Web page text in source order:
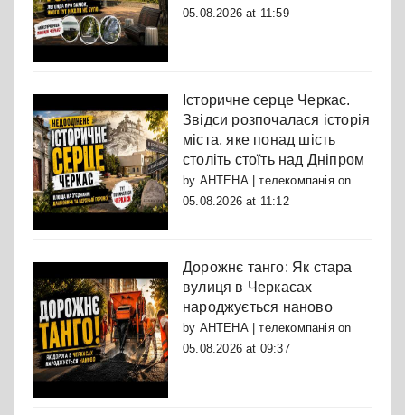
05.08.2026 at 11:59
Історичне серце Черкас.
Звідси розпочалася історія
міста, яке понад шість
століть стоїть над Дніпром
by АНТЕНА | телекомпаніяon
05.08.2026 at 11:12
Дорожнє танго: Як стара
вулиця в Черкасах
народжується наново
by АНТЕНА | телекомпаніяon
05.08.2026 at 09:37